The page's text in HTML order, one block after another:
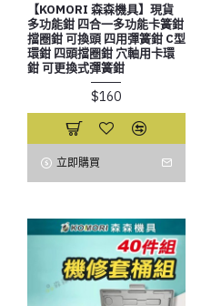
【KOMORI 森森機具】現貨
多功能鉗 四合一多功能卡簧鉗
擋圈鉗 可換頭 四用彈簧鉗 C型
環鉗 四頭擋圈鉗 穴軸用卡環
鉗 可更換式彈簧鉗
$160
立即購買